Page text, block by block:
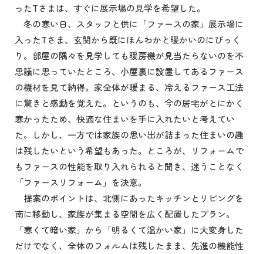
ったTさまは、すぐに展示場の見学を希望した。
冬の寒い日、スタッフと供に「ファースの家」展示場に
入ったTさま、玄関から既にほんわかと暖かいのにびっく
り。部屋の隅々を見学しても暖房機が見当たらないのを不
思議に思っていたところ、小屋裏に設置してあるファース
の機材を見て納得。家全体が暖まる、冷えるファース工法
に驚きと感動を覚えた。というのも、今の居宅がとにかく
寒かったため、快適な住まいを手に入れたいと考えてい
た。しかし、一方では家族の思い出が詰まった住まいの趣
は残したいという希望もあった。ところが、リフォームで
もファースの性能を取り入れられると聞き、迷うことなく
「ファースリフォーム」を決意。
提案のポイントは、北側にあったキッチンとリビングを
南に移動し、家族が集まる空間を広く配置したプラン。
「寒くて暗い家」から「明るくて温かい家」に大変身した
だけでなく、全体のフォルムは残したまま、先進の機能性